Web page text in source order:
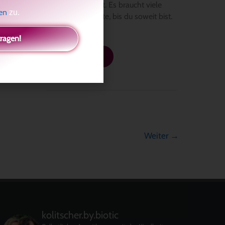
die Wiedergeburt. Es braucht viele
Stationen, Schritte, bis du soweit bist.
Bewusstheit
Weiterlesen »
Weiter →
kolitscher.by.biotic
zu.